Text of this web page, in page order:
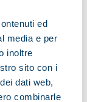
ed
media e per
inoltre
sito con i
dati web,
combinarle
permitido
y Asia.